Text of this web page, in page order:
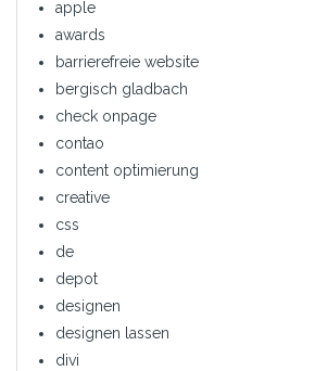
apple
awards
barrierefreie website
bergisch gladbach
check onpage
contao
content optimierung
creative
css
de
depot
designen
designen lassen
divi